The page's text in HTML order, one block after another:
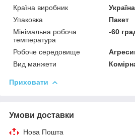
Країна виробник
Україна
Упаковка
Пакет
Мінімальна робоча
температура
-60
Робоче середовище
Вид манжети
Приховати
Умови доставки
Нова Пошта